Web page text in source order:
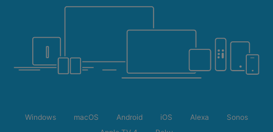
Windows macOS Android iOS Alexa
Sonos